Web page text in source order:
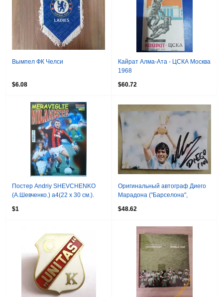
Вымпел ФК Челси
$6.08
Кайрат Алма-Ата - ЦСКА Москва
1968
$60.72
Постер Аndriy SHEVCHENKO
(А.Шевченко.) а4(22 х 30 см.).
$1
Оригинальный автограф Диего
Марадона ("Барселона",
$48.62